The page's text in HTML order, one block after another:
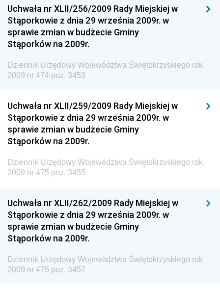
Chemicznego i Lekkiego
Dziennik Urzędowy Ministerstwa Rolnictwa i
Gospodarki Żywnościowej
Społecznej
Dziennik Urzędowy Ministra Cyfryzacji
Dziennik Urzędowy Ministra Infrastruktury i
Budownictwa
Dziennik Urzędowy Ministra Gospodarki Morskiej i
Dziennik Urzędowy Ministra Energii
Dziennik Urzędowy Ministra Sprawiedliwości
Dziennik Urzędowy Ministra Rozwoju i Finansów
Dziennik Urzędowy Wyższego Urzędu Górniczego
Dziennik Urzędowy Prezesa Urzędu Transportu
Kolejowego
Uchwała nr XLII/256/2009 Rady Miejskiej w
Stąporkowie z dnia 29 września 2009r. w
sprawie zmian w budżecie Gminy
Stąporków na 2009r.
Dziennik Urzędowy Województwa Świętokrzyskiego rok
2009 nr 474 poz. 3453
Uchwała nr XLII/259/2009 Rady Miejskiej w
Stąporkowie z dnia 29 września 2009r. w
sprawie zmian w budżecie Gminy
Stąporków na 2009r.
Dziennik Urzędowy Województwa Świętokrzyskiego rok
2009 nr 475 poz. 3455
Uchwała nr XLII/262/2009 Rady Miejskiej w
Stąporkowie z dnia 29 września 2009r. w
sprawie zmian w budżecie Gminy
Stąporków na 2009r.
Dziennik Urzędowy Województwa Świętokrzyskiego rok
2009 nr 475 poz. 3457